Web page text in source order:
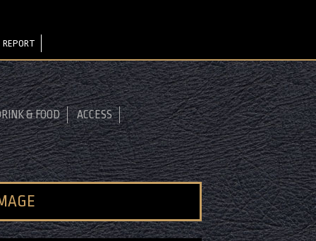
& FOOD ACCESS